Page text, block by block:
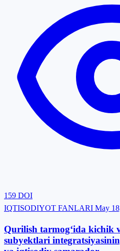
159 DOI
IQTISODIYOT FANLARI May
Qurilish tarmog‘ida kichik
subyektlari